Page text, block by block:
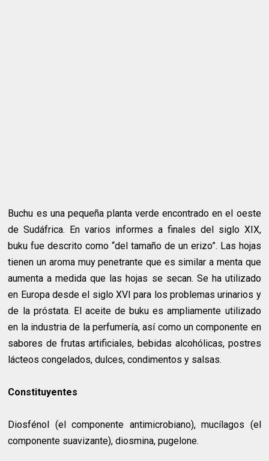
Buchu es una pequeña planta verde encontrado en el oeste
de Sudáfrica. En varios informes a finales del siglo XIX,
buku fue descrito como “del tamaño de un erizo”. Las hojas
tienen un aroma muy penetrante que es similar a menta que
aumenta a medida que las hojas se secan. Se ha utilizado
en Europa desde el siglo XVI para los problemas urinarios y
de la próstata. El aceite de buku es ampliamente utilizado
en la industria de la perfumería, así como un componente en
sabores de frutas artificiales, bebidas alcohólicas, postres
lácteos congelados, dulces, condimentos y salsas.
Constituyentes
Diosfénol (el componente antimicrobiano), mucílagos (el
componente suavizante), diosmina, pugelone.